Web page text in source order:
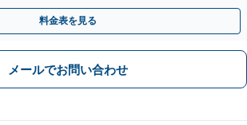
任せください【初回無料】
料金表を見る
メールでお問い合わせ